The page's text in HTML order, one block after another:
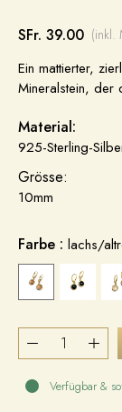
SFr. 39.00 (inkl.
Ein mattierter,
Mineralstein, der
Material:
925-Sterling-
Grösse:
10mm
Farbe : lachs/
Verfügbar &